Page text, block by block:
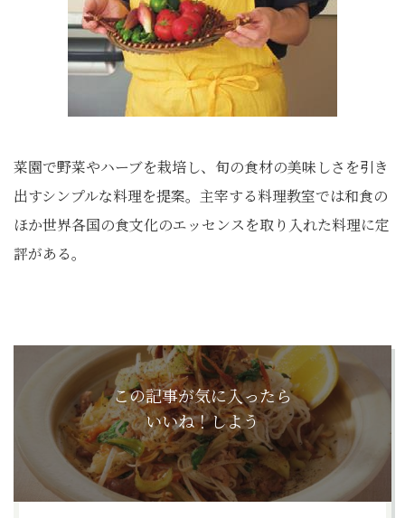
菜園で野菜やハーブを栽培し、旬の食材の美味しさを引き
出すシンプルな料理を提案。主宰する料理教室では和食の
ほか世界各国の食文化のエッセンスを取り入れた料理に定
評がある。
この記事が気に入ったら
いいね！しよう